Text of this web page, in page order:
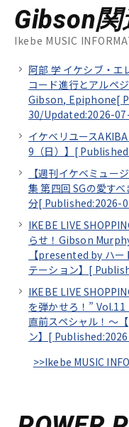
Gibson
Ikebe MUSIC
阿部 学 イケシブ・エ
コード進行とアルペ
Gibson, Epiphone[
30/Updated:2026-
イケベリユース
9（日）】[
【週刊イケベミュー
集 第四回 SGの愛す
分[ Published:2026-
IKEBE LIVE
らせ！Gibson
【presented by ハー
テーション】[
IKEBE LIVE
を弾かせろ！”
直前スペシャル！～
ン】[
>>Ikebe MUSIC